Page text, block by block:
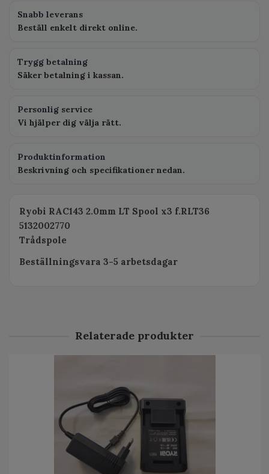
Snabb leverans
Beställ enkelt direkt online.
Trygg betalning
Säker betalning i kassan.
Personlig service
Vi hjälper dig välja rätt.
Produktinformation
Beskrivning och specifikationer nedan.
Ryobi RAC143 2.0mm LT Spool x3 f.RLT36
5132002770
Trådspole
Beställningsvara 3-5 arbetsdagar
Relaterade produkter